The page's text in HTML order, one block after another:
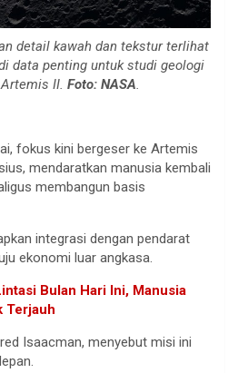
detail kawah dan tekstur terlihat
data penting untuk studi geologi
II. Foto: NASA.
fokus kini bergeser ke Artemis
mendaratkan manusia kembali
membangun basis
integrasi dengan pendarat
ekonomi luar angkasa.
Bulan Hari Ini, Manusia
Terjauh
Isaacman, menyebut misi ini